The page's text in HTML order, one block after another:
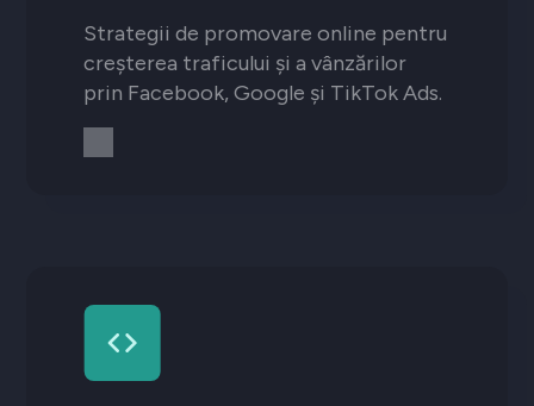
Strategii de promovare online pentru
creșterea traficului și a vânzărilor
prin Facebook, Google și TikTok Ads.